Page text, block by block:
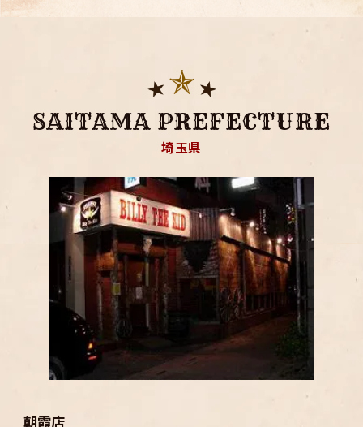
埼玉県
SAITAMA PREFECTURE
朝霞店